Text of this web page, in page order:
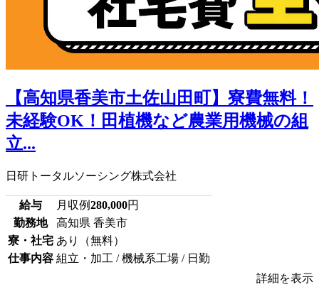
【高知県香美市土佐山田町】寮費無料！
未経験OK！田植機など農業用機械の組
立...
日研トータルソーシング株式会社
給与 月収例280,000円
勤務地
高知県 香美市
寮・社宅 あり（無料）
仕事内容 組立・加工 / 機械系工場 / 日勤
詳細を表示